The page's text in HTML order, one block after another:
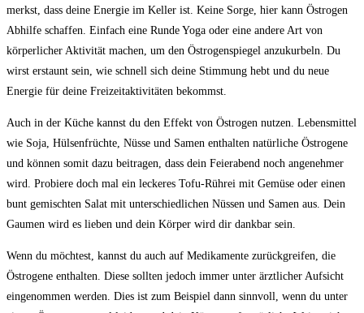
merkst, dass ⁣deine‌ Energie‌ im ​Keller​ ist. Keine Sorge,⁣ hier kann Östrogen
Abhilfe‍ schaffen.​ Einfach eine Runde Yoga oder eine andere Art ⁣von
körperlicher Aktivität machen, um den Östrogenspiegel anzukurbeln. Du
wirst ⁢erstaunt sein, wie ⁤schnell​ sich deine Stimmung hebt ​und du neue
Energie für deine Freizeitaktivitäten bekommst.
Auch in der Küche kannst‌ du den Effekt von Östrogen‍ nutzen. Lebensmittel
wie Soja, Hülsenfrüchte,⁤ Nüsse und Samen enthalten natürliche Östrogene
und⁤ können ‌somit dazu beitragen, dass dein Feierabend noch⁣ angenehmer
wird. ⁤Probiere doch‌ mal ‌ein leckeres​ Tofu-Rührei mit Gemüse oder einen
bunt gemischten⁤ Salat mit unterschiedlichen Nüssen​ und Samen aus. Dein
Gaumen ‍wird es‍ lieben ‍und dein​ Körper ⁣wird dir⁣ dankbar‌ sein.
Wenn ⁤du möchtest, kannst du ‍auch auf ⁤Medikamente zurückgreifen, ⁢die
⁢Östrogene enthalten. Diese sollten jedoch immer unter‌ ärztlicher Aufsicht
eingenommen werden. Dies ist ​zum‌ Beispiel dann sinnvoll, wenn du​ unter